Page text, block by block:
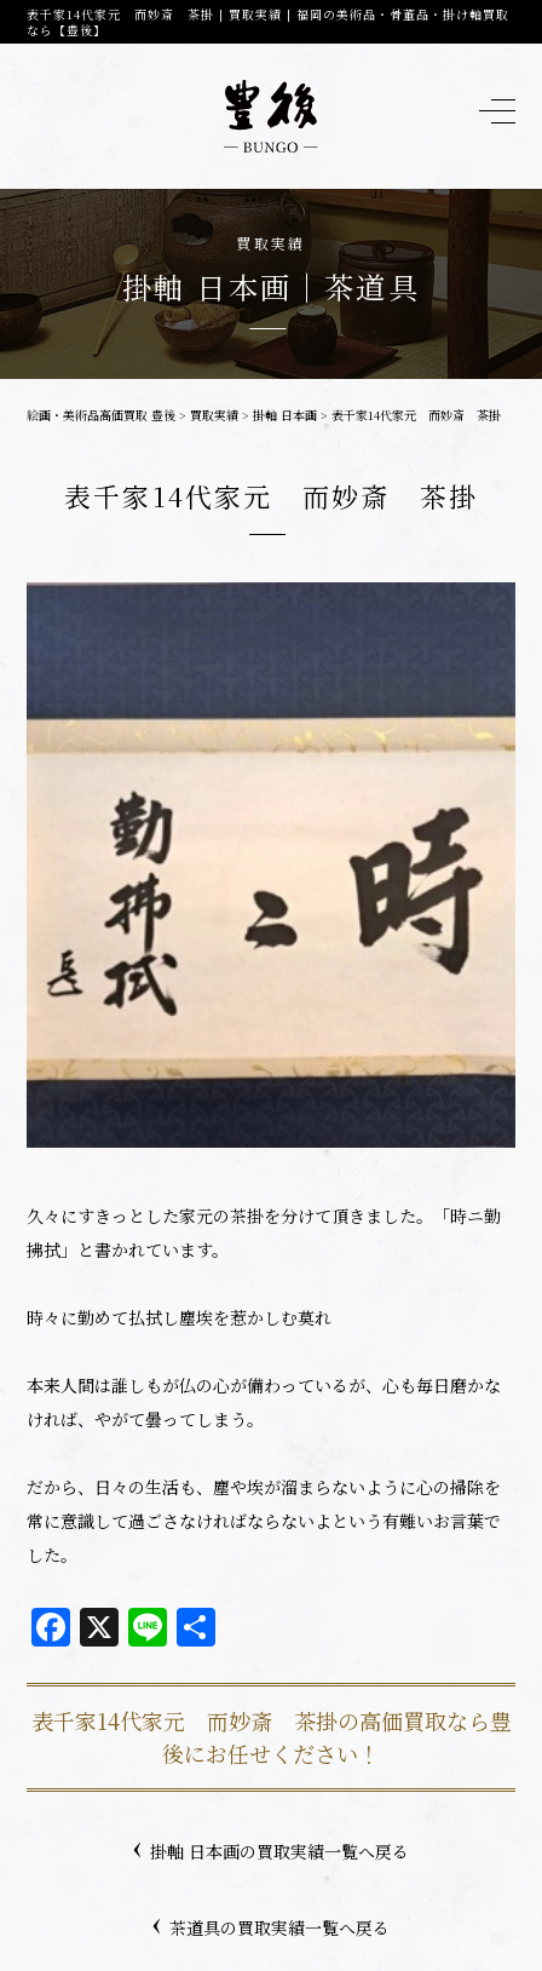
表千家14代家元 而妙斎 茶掛 | 買取実績 | 福岡の美術品・骨董品・掛け軸買取
なら【豊後】
買取実績
掛軸 日本画｜茶道具
絵画・美術品高価買取 豊後 > 買取実績 >掛軸 日本画 >表千家14代家元 而妙斎 茶掛
表千家14代家元 而妙斎 茶掛
久々にすきっとした家元の茶掛を分けて頂きました。「時ニ勤
拂拭」と書かれています。
時々に勤めて払拭し塵埃を惹かしむ莫れ
本来人間は誰しもが仏の心が備わっているが、心も毎日磨かな
ければ、やがて曇ってしまう。
だから、日々の生活も、塵や埃が溜まらないように心の掃除を
常に意識して過ごさなければならないよという有難いお言葉で
した。
Facebook
X Line
表千家14代家元 而妙斎 茶掛の高価買取なら豊
後にお任せください！
掛軸 日本画の買取実績一覧へ戻る
茶道具の買取実績一覧へ戻る